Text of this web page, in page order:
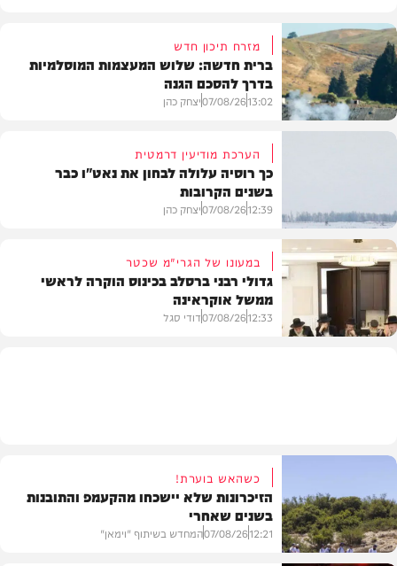
מזרח תיכון חדש
ברית חדשה: שלוש המעצמות המוסלמיות
בדרך להסכם הגנה
13:02
07/08/26יצחק כהן
הערכת מודיעין דרמטית
כך רוסיה עלולה לבחון את נאט"ו כבר
בשנים הקרובות
12:39
07/08/26יצחק כהן
במעונו של הגרי"מ שכטר
גדולי רבני ברסלב בכינוס הוקרה לראשי
ממשל אוקראינה
12:33
07/08/26דודי סגל
כשהאש בוערת!
הזיכרונות שלא יישכחו מהקעמפ והתובנות
בשנים שאחרי
12:21
07/08/26המחדש בשיתוף "וימאן"